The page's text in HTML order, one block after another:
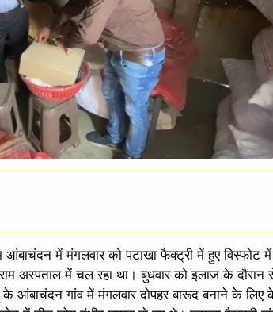
में मंगलवार को पटाखा फैक्ट्री में हुए विस्फोट
अस्पताल में चल रहा था। बुधवार को इलाज के दौरान
आंबाचंदन गांव में मंगलवार दोपहर बारूद बनाने के